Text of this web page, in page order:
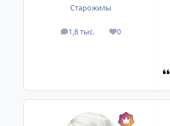
Старожилы
1,8 тыс.
посты 0
Репутация